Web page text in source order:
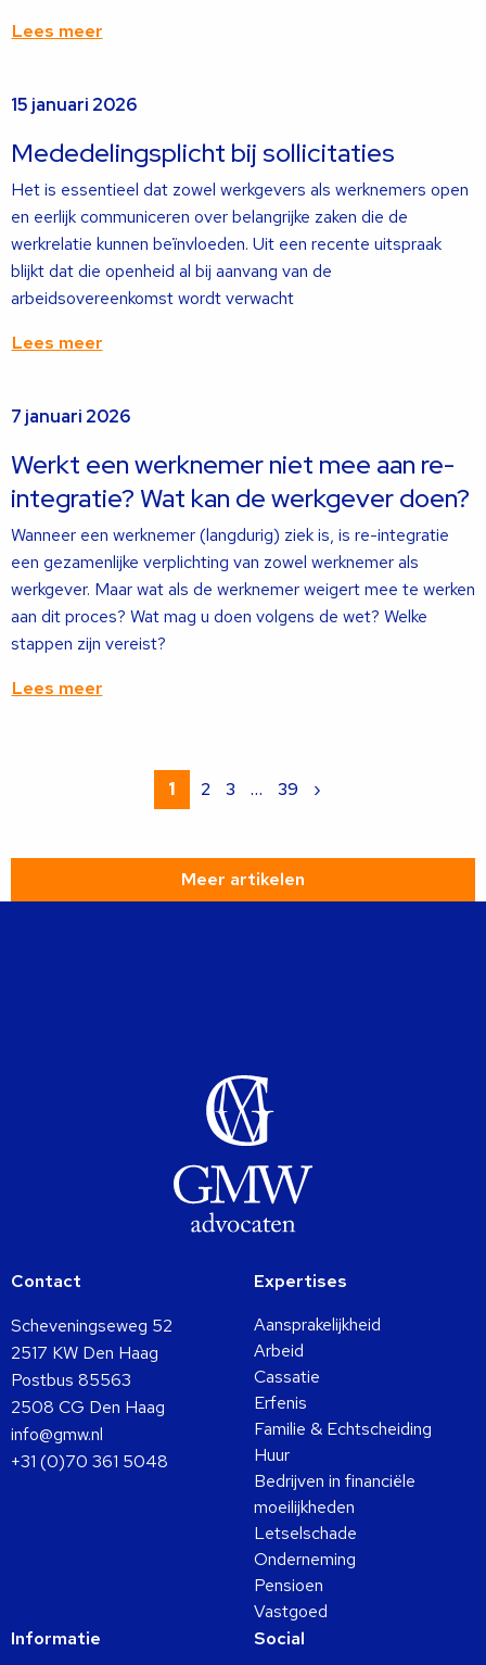
Lees meer
meer
15 januari 2026
Mededelingsplicht bij sollicitaties
Het is essentieel dat zowel werkgevers als werknemers open
en eerlijk communiceren over belangrijke zaken die de
werkrelatie kunnen beïnvloeden. Uit een recente uitspraak
blijkt dat die openheid al bij aanvang van de
arbeidsovereenkomst wordt verwacht
Lees meer
meer
7 januari 2026
Werkt een werknemer niet mee aan re-
integratie? Wat kan de werkgever doen?
Wanneer een werknemer (langdurig) ziek is, is re-integratie
een gezamenlijke verplichting van zowel werknemer als
werkgever. Maar wat als de werknemer weigert mee te werken
aan dit proces? Wat mag u doen volgens de wet? Welke
stappen zijn vereist?
Lees meer
1 2 3 … 39 ›
Meer artikelen
Contact
Scheveningseweg 52
2517 KW Den Haag
Postbus 85563
2508 CG Den Haag
info@gmw.nl
+31 (0)70 361 5048
Expertises
Aansprakelijkheid
Arbeid
Cassatie
Erfenis
Familie & Echtscheiding
Huur
Bedrijven in financiële
moeilijkheden
Letselschade
Onderneming
Pensioen
Vastgoed
Informatie
Social